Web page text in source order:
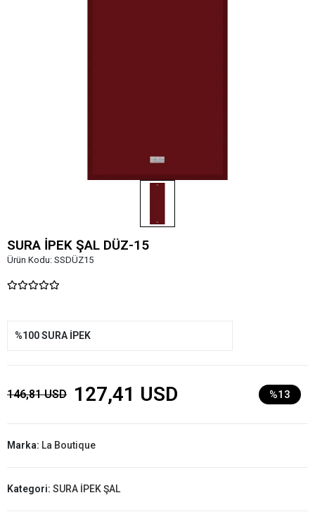
SURA İPEK ŞAL DÜZ-15
Ürün Kodu: SSDÜZ15
%100 SURA İPEK
146,81 USD 127,41 USD %13
Marka: La Boutique
Kategori: SURA İPEK ŞAL